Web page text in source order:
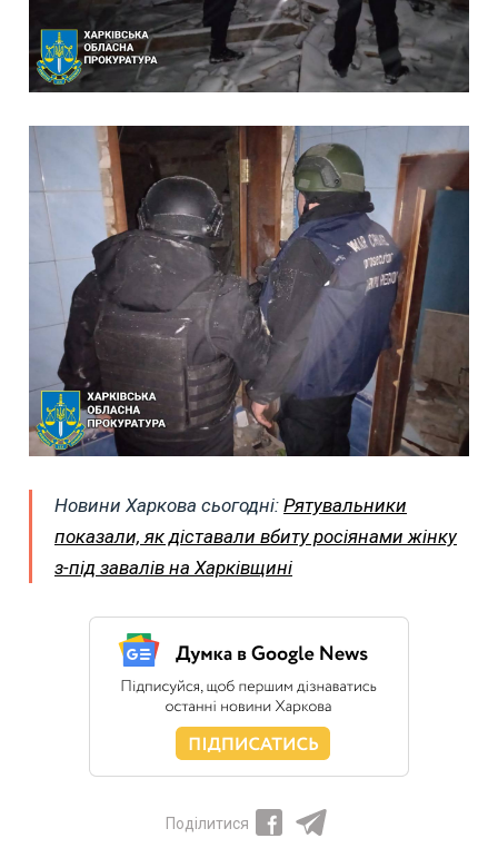
Новини Харкова сьогодні: Рятувальники
показали, як діставали вбиту росіянами жінку
з-під завалів на Харківщині
Поділитися